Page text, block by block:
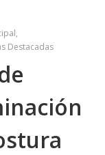
,
Destacadas